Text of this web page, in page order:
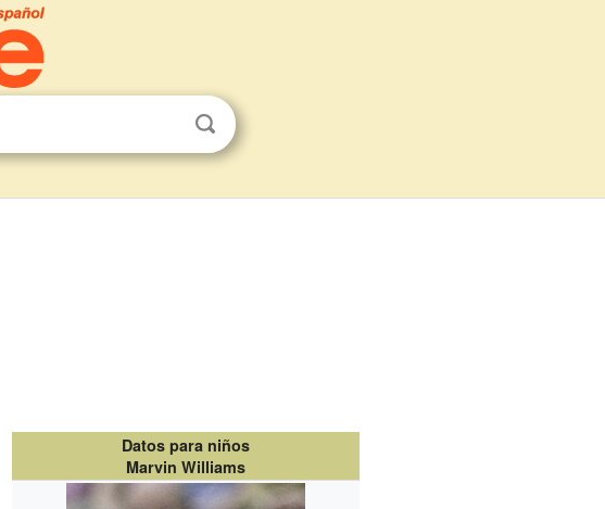
Datos para niños
Marvin Williams